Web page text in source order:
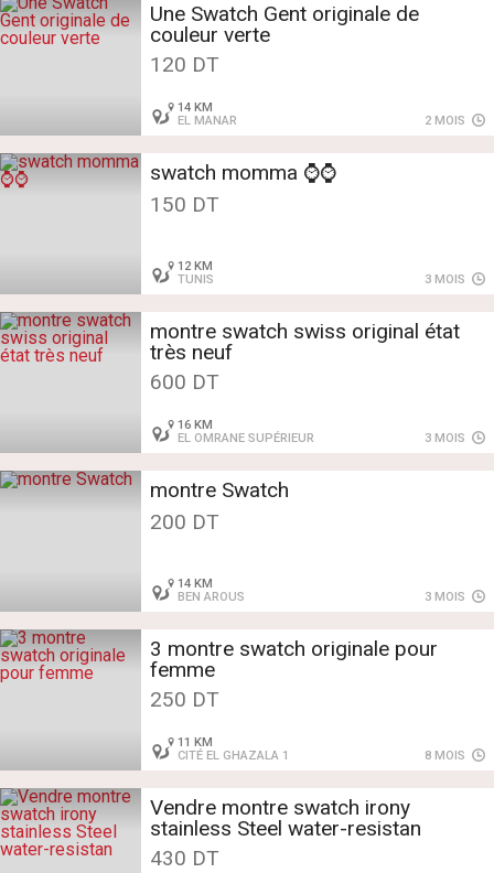
Une Swatch Gent originale de
couleur verte
120 DT
14 KM
EL MANAR
2 MOIS
swatch momma ⌚️⌚️
150 DT
12 KM
TUNIS
3 MOIS
montre swatch swiss original état
très neuf
600 DT
16 KM
EL OMRANE SUPÉRIEUR
3 MOIS
montre Swatch
200 DT
14 KM
BEN AROUS
3 MOIS
3 montre swatch originale pour
femme
250 DT
11 KM
CITÉ EL GHAZALA 1
8 MOIS
Vendre montre swatch irony
stainless Steel water-resistan
430 DT